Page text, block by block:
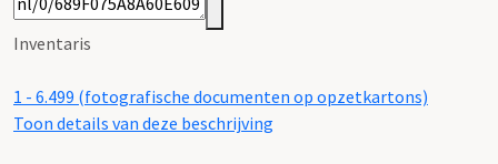
Inventaris
1 - 6.499 (fotografische documenten op opzetkartons)
Toon details van deze beschrijving